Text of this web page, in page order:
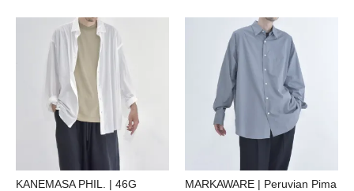
KANEMASA PHIL. | 46G
MARKAWARE | Peruvian Pima